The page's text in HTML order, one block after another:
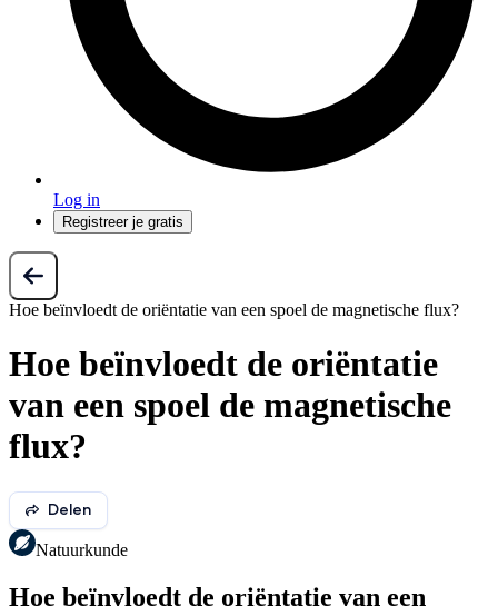
Log in
Registreer je gratis
Hoe beïnvloedt de oriëntatie van een spoel de magnetische flux?
Hoe beïnvloedt de oriëntatie
van een spoel de magnetische
flux?
Delen
Natuurkunde
Hoe beïnvloedt de oriëntatie van een